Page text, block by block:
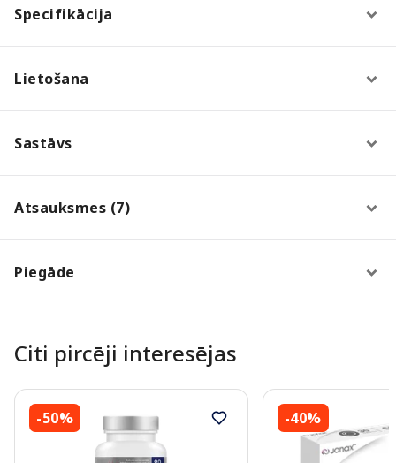
Specifikācija
Lietošana
Sastāvs
Atsauksmes (7)
Piegāde
Citi pircēji interesējas
-50% -40%